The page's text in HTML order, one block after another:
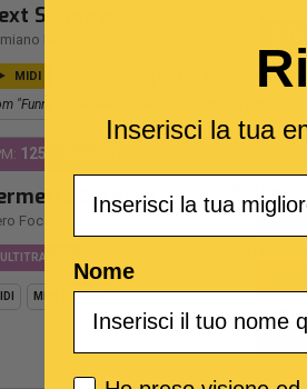
Summer
David
MIDI
"Funny Little Fears (Dreams) - 2025)" - Track 07
125
Signora
Focaccia
MP3 VIDEO
2,89
2,99 €
Inserisci la tua
Nome